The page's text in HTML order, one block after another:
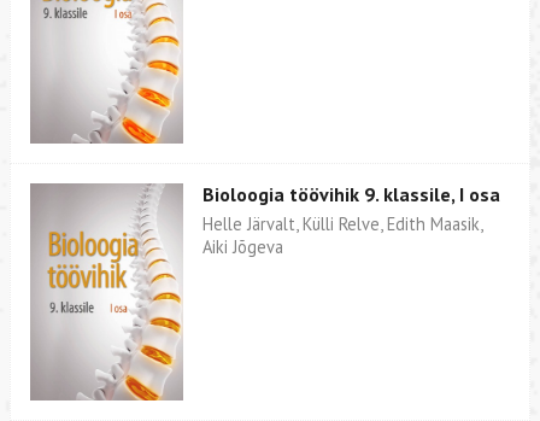
Bioloogia töövihik 9. klassile, I osa
Helle Järvalt, Külli Relve, Edith Maasik,
Aiki Jõgeva